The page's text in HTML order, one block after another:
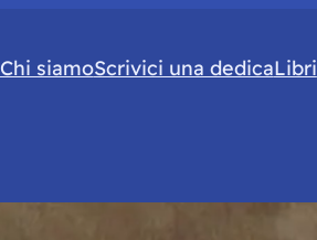
Chi siamoScrivici una dedicaLibri